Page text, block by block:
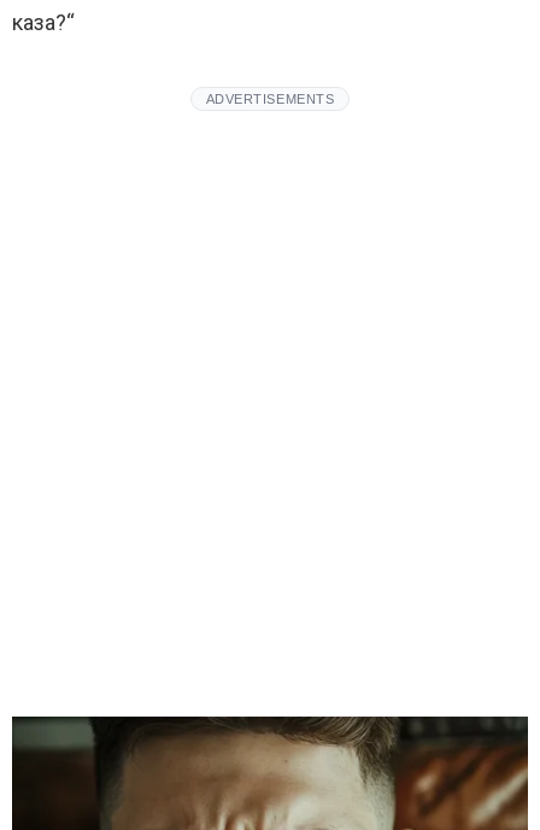
каза?“
ADVERTISEMENTS